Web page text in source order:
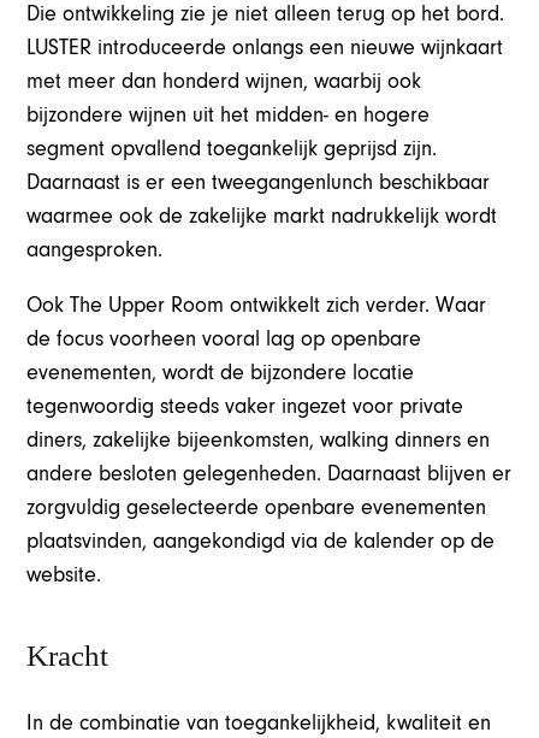
Die ontwikkeling zie je niet alleen terug op het bord.
LUSTER introduceerde onlangs een nieuwe wijnkaart
met meer dan honderd wijnen, waarbij ook
bijzondere wijnen uit het midden- en hogere
segment opvallend toegankelijk geprijsd zijn.
Daarnaast is er een tweegangenlunch beschikbaar
waarmee ook de zakelijke markt nadrukkelijk wordt
aangesproken.
Ook The Upper Room ontwikkelt zich verder. Waar
de focus voorheen vooral lag op openbare
evenementen, wordt de bijzondere locatie
tegenwoordig steeds vaker ingezet voor private
diners, zakelijke bijeenkomsten, walking dinners en
andere besloten gelegenheden. Daarnaast blijven er
zorgvuldig geselecteerde openbare evenementen
plaatsvinden, aangekondigd via de kalender op de
website.
Kracht
In de combinatie van toegankelijkheid, kwaliteit en